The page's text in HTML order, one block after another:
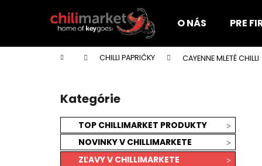
O NÁS PRE
Domov CHILLI PAPRIČKY CAYENNE MLETÉ
Preskočiť
kategórie
Kategórie
TOP CHILLIMARKET PRODUKTY
NOVINKY V CHILLIMARKETE
ZĽAVY V CHILLIMARKETE
í
Späť
do
Späť
do